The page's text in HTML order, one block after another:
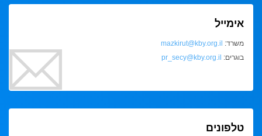
אימייל
משרד: mazkirut@kby.org.il
בוגרים: pr_secy@kby.org.il
טלפונים